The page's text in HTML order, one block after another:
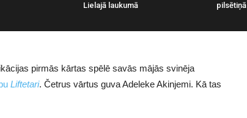
Lielajā laukumā
pilsētiņā
pirmās kārtas spēlē savās mājās svinēja
Liftetari. Četrus vārtus guva Adeleke Akinjemi. Kā tas